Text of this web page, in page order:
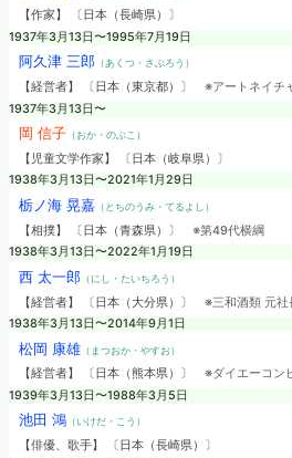
【作家】 〔日本（長崎県）〕
1937年3月13日〜1995年7月19日
阿久津 三郎（あくつ・さぶろう）
【経営者】 〔日本（東京都）〕 ※アートネイチ
1937年3月13日〜
岡 信子（おか・のぶこ）
【児童文学作家】 〔日本（岐阜県）〕
1938年3月13日〜2021年1月29日
栃ノ海 晃嘉（とちのうみ・てるよし）
【相撲】 〔日本（青森県）〕 ※第49代横綱
1938年3月13日〜2022年1月19日
西 太一郎（にし・たいちろう）
【経営者】 〔日本（大分県）〕 ※三和酒類 元社
1938年3月13日〜2014年9月1日
松岡 康雄（まつおか・やすお）
【経営者】 〔日本（熊本県）〕 ※ダイエーコン
1939年3月13日〜1988年3月5日
池田 鴻（いけだ・こう）
【俳優、歌手】 〔日本（長崎県）〕